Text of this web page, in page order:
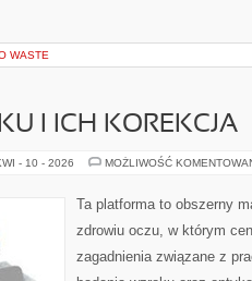
WASTE
I ICH KOREKCJA
- 10 - 2026 MOŻLIWOŚĆ
Ta platforma to obszerny
zdrowiu oczu, w którym
zagadnienia związane z